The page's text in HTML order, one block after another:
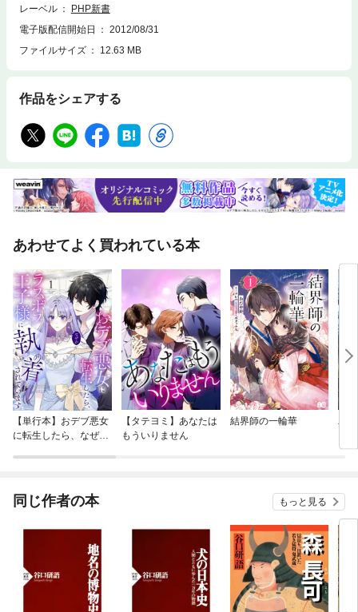
いかに見出し、作戦を練りあげたのか。源平の合戦から関ケ原の戦いま
で、日本各地の歴史舞台が物語る、巧妙な駆け引きの合戦劇!!
レーベル
PHP新書
電子版配信開始日
2012/08/31
ファイルサイズ
12.63 MB
作品をシェアする
あわせてよく買われている本
【単行本】おデブ悪女
に転生したら、なぜか
【タテヨミ】あなたは
もういりません
結界師の一輪華
バ
今
同じ作者の本 もっと見る